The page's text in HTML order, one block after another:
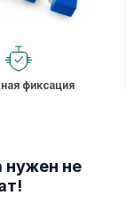
фиксация
нужен не